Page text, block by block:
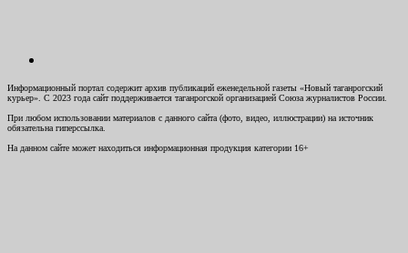
Информационный портал содержит архив публикаций еженедельной газеты «Новый таганрогский
курьер». С 2023 года сайт поддерживается таганрогской организацией Союза журналистов России.
При любом использовании материалов с данного сайта (фото, видео, иллюстрации) на источник
обязательна гиперссылка.
На данном сайте может находиться информационная продукция категории 16+